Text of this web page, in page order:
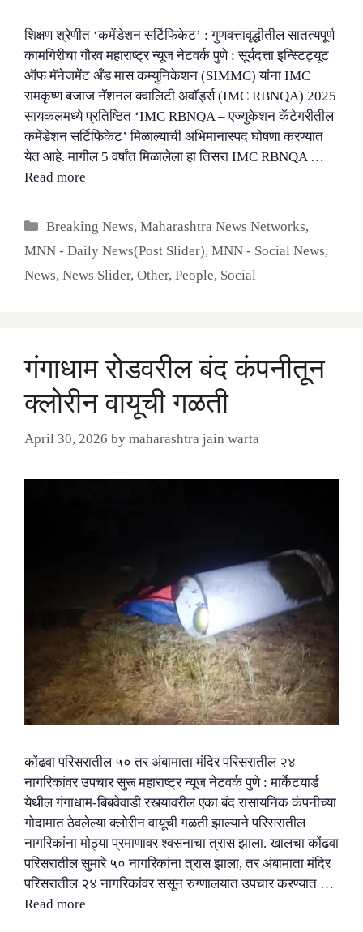
शिक्षण श्रेणीत ‘कमेंडेशन सर्टिफिकेट’ : गुणवत्तावृद्धीतील सातत्यपूर्ण
कामगिरीचा गौरव महाराष्ट्र न्यूज नेटवर्क पुणे : सूर्यदत्ता इन्स्टिट्यूट
ऑफ मॅनेजमेंट अँड मास कम्युनिकेशन (SIMMC) यांना IMC
रामकृष्ण बजाज नॅशनल क्वालिटी अवॉर्ड्स (IMC RBNQA) 2025
सायकलमध्ये प्रतिष्ठित ‘IMC RBNQA – एज्युकेशन कॅटेगरीतील
कमेंडेशन सर्टिफिकेट’ मिळाल्याची अभिमानास्पद घोषणा करण्यात
येत आहे. मागील 5 वर्षांत मिळालेला हा तिसरा IMC RBNQA …
Read more
Categories
Breaking News,Maharashtra News Networks,
MNN - Daily News(Post Slider), MNN - Social News,
News, News Slider, Other, People, Social
गंगाधाम रोडवरील बंद कंपनीतून
क्लोरीन वायूची गळती
April 30, 2026 by maharashtra jain warta
कोंढवा परिसरातील ५० तर अंबामाता मंदिर परिसरातील २४
नागरिकांवर उपचार सुरू महाराष्ट्र न्यूज नेटवर्क पुणे : मार्केटयार्ड
येथील गंगाधाम-बिबवेवाडी रस्त्यावरील एका बंद रासायनिक कंपनीच्या
गोदामात ठेवलेल्या क्लोरीन वायूची गळती झाल्याने परिसरातील
नागरिकांना मोठ्या प्रमाणावर श्वसनाचा त्रास झाला. खालचा कोंढवा
परिसरातील सुमारे ५० नागरिकांना त्रास झाला, तर अंबामाता मंदिर
परिसरातील २४ नागरिकांवर ससून रुग्णालयात उपचार करण्यात …
Read more